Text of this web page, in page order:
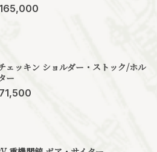
ェッキン ショルダー・ストック/ホル
ー